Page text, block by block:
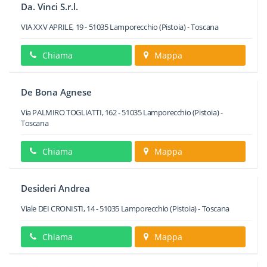
Da. Vinci S.r.l.
VIA XXV APRILE, 19- 51035Lamporecchio(Pistoia) -Toscana
Chiama Mappa
De Bona Agnese
Via PALMIRO TOGLIATTI, 162-51035Lamporecchio(Pistoia) -
Toscana
Chiama Mappa
Desideri Andrea
Viale DEI CRONISTI, 14-51035 Lamporecchio(Pistoia) -Toscana
Chiama Mappa